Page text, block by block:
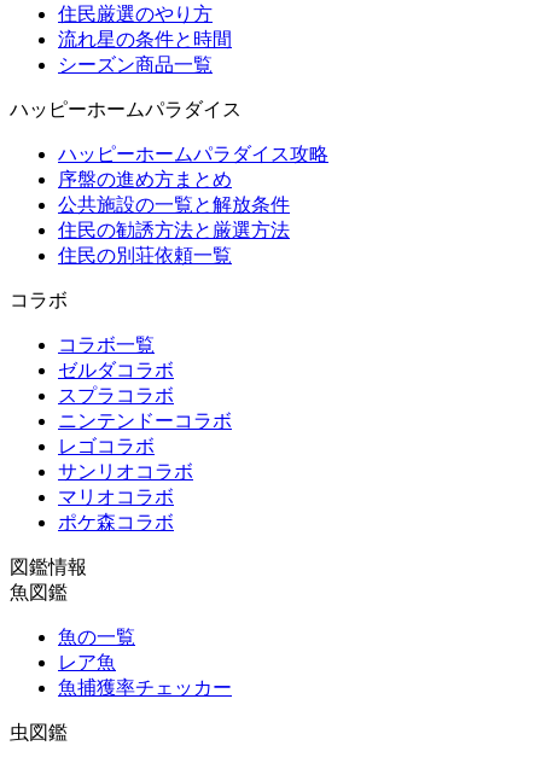
住民厳選のやり方
流れ星の条件と時間
シーズン商品一覧
ハッピーホームパラダイス
ハッピーホームパラダイス攻略
序盤の進め方まとめ
公共施設の一覧と解放条件
住民の勧誘方法と厳選方法
住民の別荘依頼一覧
コラボ
コラボ一覧
ゼルダコラボ
スプラコラボ
ニンテンドーコラボ
レゴコラボ
サンリオコラボ
マリオコラボ
ポケ森コラボ
図鑑情報
魚図鑑
魚の一覧
レア魚
魚捕獲率チェッカー
虫図鑑